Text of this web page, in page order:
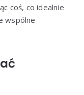
coś, co idealnie
wspólne